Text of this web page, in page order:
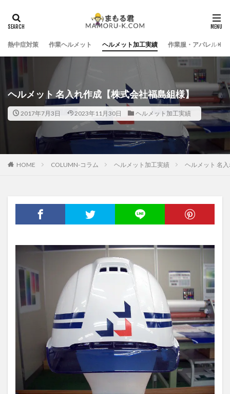
熱中症対策 作業ヘルメット ヘルメット加工実績 作業服・アパレル
ヘルメット 名入れ作成【株式会社福島組様】
2017年7月3日 2023年11月30日 ヘルメット加工実績
HOME COLUMN-コラム ヘルメット加工実績 ヘルメット 名